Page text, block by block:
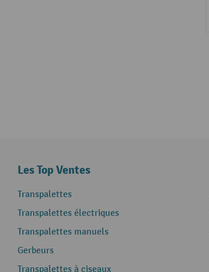
Les Top Ventes
Transpalettes
Transpalettes électriques
Transpalettes manuels
Gerbeurs
Transpalettes à ciseaux